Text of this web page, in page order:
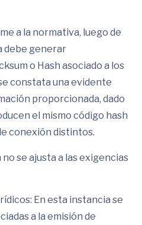
a la normativa, luego de
debe generar
o Hash asociado a los
constata una evidente
proporcionada, dado
el mismo código hash
conexión distintos.
se ajusta a las exigencias
En esta instancia se
a la emisión de